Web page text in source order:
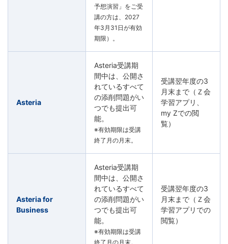
予想演習」をご受
講の方は、2027
年3月31日が有効
期限）。
Asteria
Asteria受講期
間中は、公開さ
れているすべて
の添削問題がい
つでも提出可
能。
※有効期限は受講
終了月の月末。
受講翌年度の3
月末まで（Ｚ会
学習アプリ、
my Zでの閲
覧）
Asteria for
Business
Asteria受講期
間中は、公開さ
れているすべて
の添削問題がい
つでも提出可
能。
※有効期限は受講
終了月の月末。
受講翌年度の3
月末まで（Ｚ会
学習アプリでの
閲覧）